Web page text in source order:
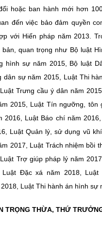
hoặc ban hành mới hơn
đến việc bảo đảm quyền
với Hiến pháp năm 2013.
quan trọng như Bộ luật
hình sự năm 2015, Bộ luật
dân sự năm 2015, Luật Thi
Trưng cầu ý dân năm
2015, Luật Tín ngưỡng, tôn
2016, Luật Báo chí năm
Luật Quản lý, sử dụng vũ
2017, Luật Trách nhiệm bồi
Trợ giúp pháp lý năm
Luật Đặc xá năm 2018, Luật
Luật Thi hành án hình sự
TRỌNG THỪA, THỨ